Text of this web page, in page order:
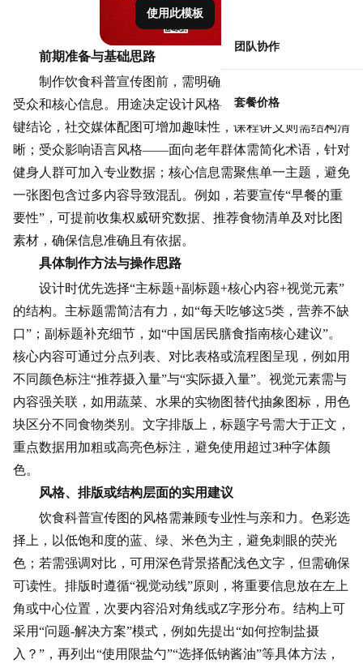
团队协作
套餐价格
使用此模板
前期准备与基础思路
制作饮食科普宣传图前，需明确三个核心问题：用途、
受众和核心信息。用途决定设计风格——社区海报需突出关
键结论，社交媒体配图可增加趣味性，课程讲义则需结构清
晰；受众影响语言风格——面向老年群体需简化术语，针对
健身人群可加入专业数据；核心信息需聚焦单一主题，避免
一张图包含过多内容导致混乱。例如，若要宣传“早餐的重
要性”，可提前收集权威研究数据、推荐食物清单及对比图
素材，确保信息准确且有依据。
具体制作方法与操作思路
设计时优先选择“主标题+副标题+核心内容+视觉元素”
的结构。主标题需简洁有力，如“每天吃够这5类，营养不缺
口”；副标题补充细节，如“中国居民膳食指南核心建议”。
核心内容可通过分点列表、对比表格或流程图呈现，例如用
不同颜色标注“推荐摄入量”与“实际摄入量”。视觉元素需与
内容强关联，如用蔬菜、水果的实物图替代抽象图标，用色
块区分不同食物类别。文字排版上，标题字号需大于正文，
重点数据用加粗或高亮色标注，避免使用超过3种字体颜
色。
风格、排版或结构层面的实用建议
饮食科普宣传图的风格需兼顾专业性与亲和力。色彩选
择上，以低饱和度的蓝、绿、米色为主，避免刺眼的荧光
色；若需强调对比，可用深色背景搭配浅色文字，但需确保
可读性。排版时遵循“视觉动线”原则，将重要信息放在左上
角或中心位置，次要内容沿对角线或Z字形分布。结构上可
采用“问题-解决方案”模式，例如先提出“如何控制盐摄
入？”，再列出“使用限盐勺”“选择低钠酱油”等具体方法，